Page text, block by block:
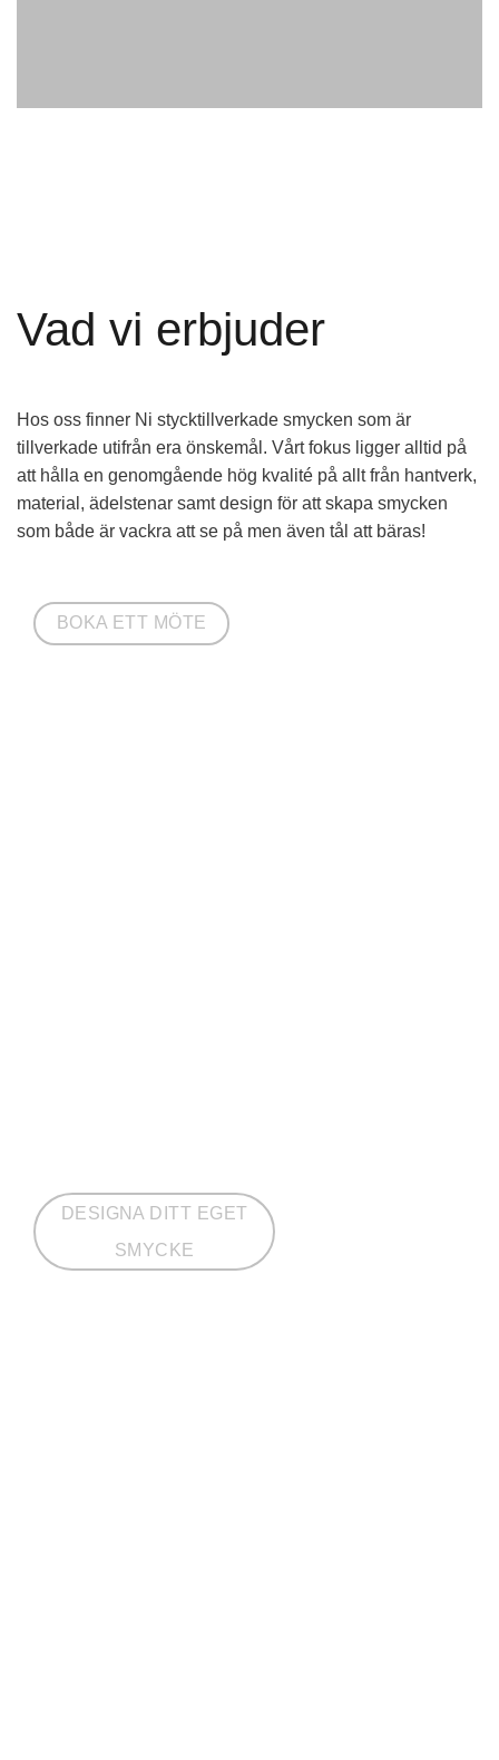
Vad vi erbjuder
Hos oss finner Ni stycktillverkade smycken som är
tillverkade utifrån era önskemål. Vårt fokus ligger alltid på
att hålla en genomgående hög kvalité på allt från hantverk,
material, ädelstenar samt design för att skapa smycken
som både är vackra att se på men även tål att bäras!
BOKA ETT MÖTE
DESIGNA DITT EGET
SMYCKE